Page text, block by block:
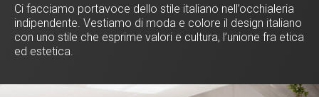
Ci facciamo portavoce dello stile italiano nell’occhialeria
indipendente. Vestiamo di moda e colore il design italiano
con uno stile che esprime valori e cultura, l’unione fra etica
ed estetica.